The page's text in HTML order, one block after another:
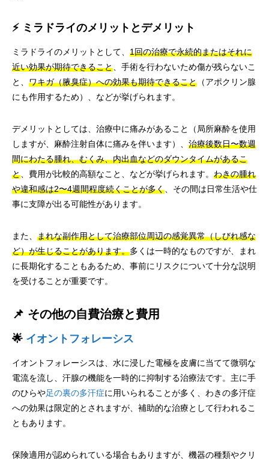
⚡ ミラドライのメリットとデメリット
ミラドライのメリットとして、 1回の治療で永続的またはそれに
近い効果が期待できること 、手術を行わないため傷が残らないこ
と、 ワキガ（腋臭症）への効果も期待できること （アポクリン腺
にも作用するため）、などが挙げられます。
デメリットとしては、治療中に痛みがあること（局所麻酔を使用
しますが、麻酔注射自体に痛みを伴います）、 治療後数日〜数週
間にわたる腫れ、むくみ、内出血などのダウンタイムがあるこ
と 、費用が比較的高額なこと、などが挙げられます。 わきの腫れ
や違和感は2〜4週間程度続くことが多く 、その間は日常生活や仕
事に支障が出る可能性があります。
また、 まれな副作用として治療部位周辺の感覚異常（しびれ感な
ど）が生じることがあります。多くは一時的なものですが、まれ
に長期化することもあるため、事前にリスクについて十分な説明
を受けることが重要です。
📌 その他の自費治療と費用
🌟 イオントフォレーシス
イオントフォレーシスは、水に浸した電極を皮膚に当てて微弱な
電流を流し、汗腺の機能を一時的に抑制する治療法です。主に手
のひらや足の裏の多汗症に用いられることが多く、わきの多汗症
への効果は限定的とされますが、補助的な治療として行われるこ
ともあります。
保険適用が認められている場合もありますが、機器の種類やクリ